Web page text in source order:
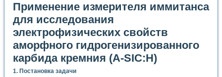
Применение измерителя иммитанса
для исследования
электрофизических свойств
аморфного гидрогенизированного
карбида кремния (A-SIC:H)
1. Постановка задачи